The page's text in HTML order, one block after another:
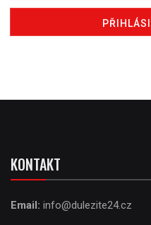
KONTAKT
Email: info@dulezite24.cz